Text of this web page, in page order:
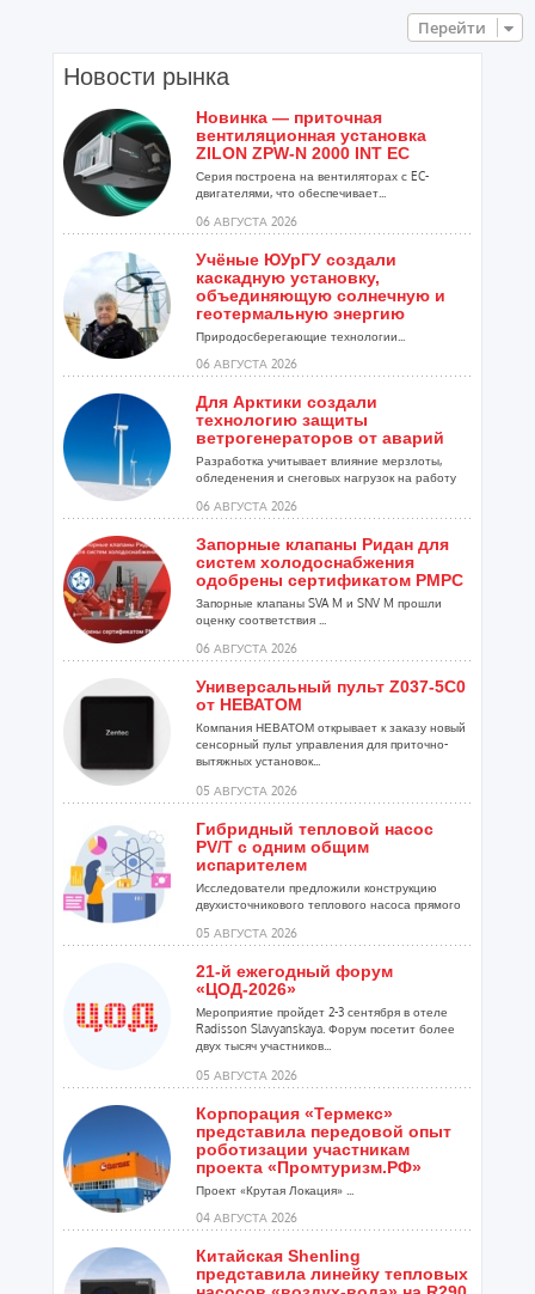
Перейти
Новости рынка
Новинка — приточная
вентиляционная установка
ZILON ZPW-N 2000 INT EC
Серия построена на вентиляторах с EC-
двигателями, что обеспечивает...
06 АВГУСТА 2026
Учёные ЮУрГУ создали
каскадную установку,
объединяющую солнечную и
геотермальную энергию
Природосберегающие технологии...
06 АВГУСТА 2026
Для Арктики создали
технологию защиты
ветрогенераторов от аварий
Разработка учитывает влияние мерзлоты,
обледенения и снеговых нагрузок на работу
06 АВГУСТА 2026
Запорные клапаны Ридан для
систем холодоснабжения
одобрены сертификатом РМРС
Запорные клапаны SVA M и SNV M прошли
оценку соответствия ...
06 АВГУСТА 2026
Универсальный пульт Z037-5C0
от НЕВАТОМ
Компания НЕВАТОМ открывает к заказу новый
сенсорный пульт управления для приточно-
вытяжных установок...
05 АВГУСТА 2026
Гибридный тепловой насос
PV/T с одним общим
испарителем
Исследователи предложили конструкцию
двухисточникового теплового насоса прямого
05 АВГУСТА 2026
21-й ежегодный форум
«ЦОД-2026»
Мероприятие пройдет 2-3 сентября в отеле
Radisson Slavyanskaya. Форум посетит более
двух тысяч участников...
05 АВГУСТА 2026
Корпорация «Термекс»
представила передовой опыт
роботизации участникам
проекта «Промтуризм.РФ»
Проект «Крутая Локация» ...
04 АВГУСТА 2026
Китайская Shenling
представила линейку тепловых